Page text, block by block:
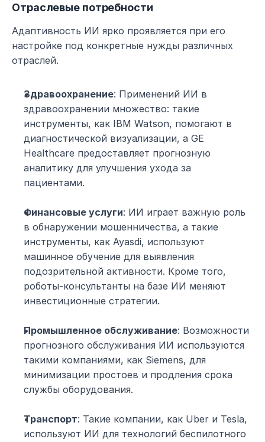
Отраслевые потребности
Адаптивность ИИ ярко проявляется при его
настройке под конкретные нужды различных
отраслей.
Здравоохранение: Применений ИИ в
здравоохранении множество: такие
инструменты, как IBM Watson, помогают в
диагностической визуализации, а GE
Healthcare предоставляет прогнозную
аналитику для улучшения ухода за
пациентами.
Финансовые услуги: ИИ играет важную роль
в обнаружении мошенничества, а такие
инструменты, как Ayasdi, используют
машинное обучение для выявления
подозрительной активности. Кроме того,
роботы-консультанты на базе ИИ меняют
инвестиционные стратегии.
Промышленное обслуживание: Возможности
прогнозного обслуживания ИИ используются
такими компаниями, как Siemens, для
минимизации простоев и продления срока
службы оборудования.
Транспорт: Такие компании, как Uber и Tesla,
используют ИИ для технологий беспилотного